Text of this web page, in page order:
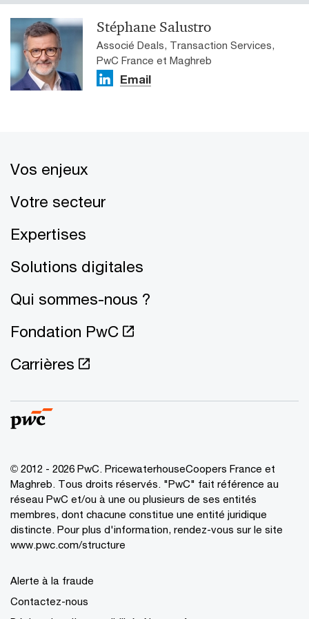
Stéphane Salustro
Associé Deals, Transaction Services,
PwC France et Maghreb
Email
Vos enjeux
Votre secteur
Expertises
Solutions digitales
Qui sommes-nous ?
Fondation PwC
Carrières
© 2012 - 2026 PwC. PricewaterhouseCoopers France et
Maghreb. Tous droits réservés. "PwC" fait référence au
réseau PwC et/ou à une ou plusieurs de ses entités
membres, dont chacune constitue une entité juridique
distincte. Pour plus d'information, rendez-vous sur le site
www.pwc.com/structure
Alerte à la fraude
Contactez-nous